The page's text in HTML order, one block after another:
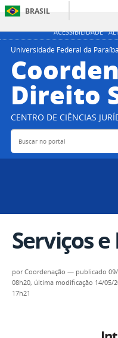
ACESSIBILIDADE
BRASIL
Universidade Federal da
Direito
CENTRO DE CIÊNCIAS
Buscar no portal
Serviços
porCoordenação — publicado
08h20, última modificação 14/05/
17h21